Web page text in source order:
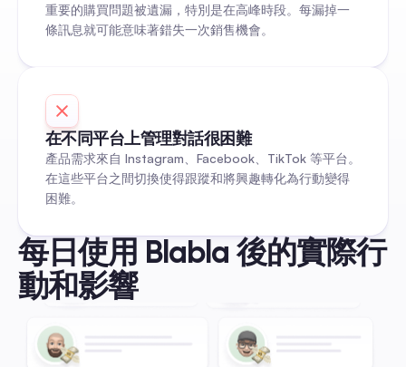
重要的購買問題被遺漏，特別是在高峰時段。每漏掉一
條訊息就可能意味著錯失一次銷售機會。
在不同平台上管理對話很困難
產品需求來自 Instagram、Facebook、TikTok 等平台。
在這些平台之間切換使得跟蹤和將興趣轉化為行動變得
困難。
每日使用 Blabla 後的實際行
動和影響